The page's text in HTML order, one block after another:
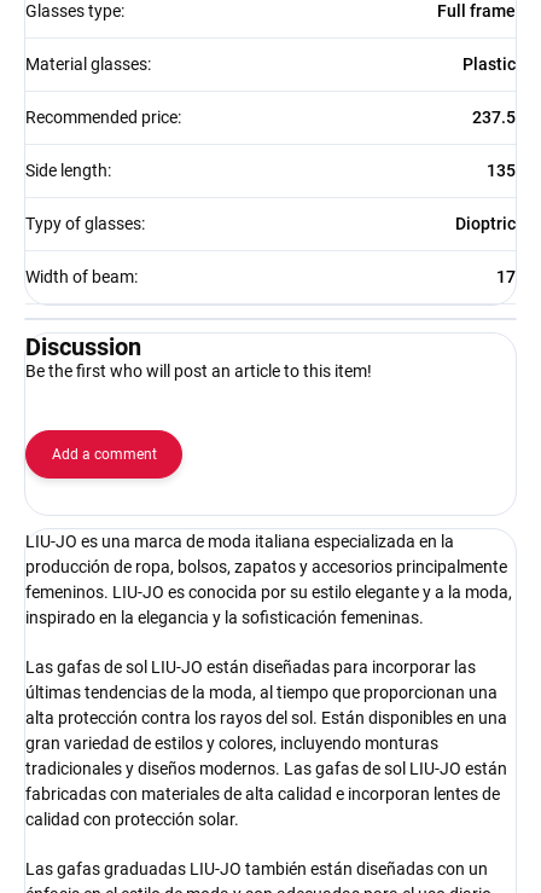
Glasses type: Full frame
Material glasses: Plastic
Recommended price: 237.5
Side length: 135
Typy of glasses: Dioptric
Width of beam: 17
Discussion
Be the first who will post an article to this item!
Add a comment
LIU-JO es una marca de moda italiana especializada en la
producción de ropa, bolsos, zapatos y accesorios principalmente
femeninos. LIU-JO es conocida por su estilo elegante y a la moda,
inspirado en la elegancia y la sofisticación femeninas.
Las gafas de sol LIU-JO están diseñadas para incorporar las
últimas tendencias de la moda, al tiempo que proporcionan una
alta protección contra los rayos del sol. Están disponibles en una
gran variedad de estilos y colores, incluyendo monturas
tradicionales y diseños modernos. Las gafas de sol LIU-JO están
fabricadas con materiales de alta calidad e incorporan lentes de
calidad con protección solar.
Las gafas graduadas LIU-JO también están diseñadas con un